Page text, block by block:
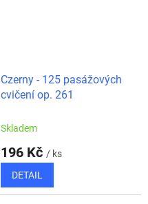
Czerny - 125 pasážových
cvičení op. 261
Skladem
196 Kč / ks
DETAIL